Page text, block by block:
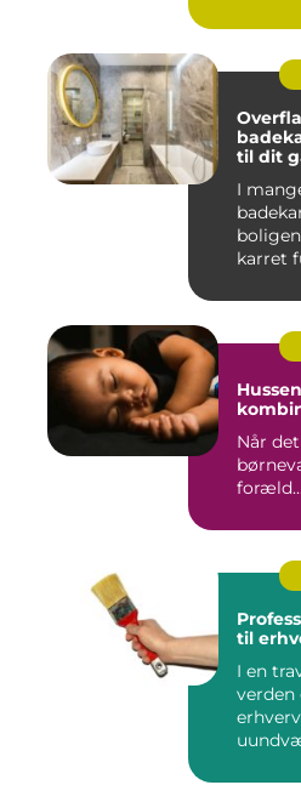
til dit
I
karret
Når
til
I en
verden